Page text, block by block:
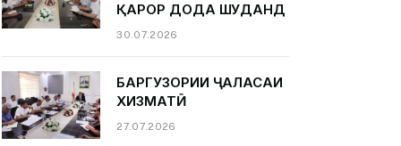
ҚАРОР ДОДА ШУДАНД
30.07.2026
БАРГУЗОРИИ ҶАЛАСАИ
ХИЗМАТӢ
27.07.2026